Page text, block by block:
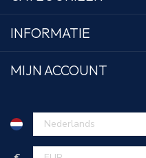
INFORMATIE
MIJN ACCOUNT